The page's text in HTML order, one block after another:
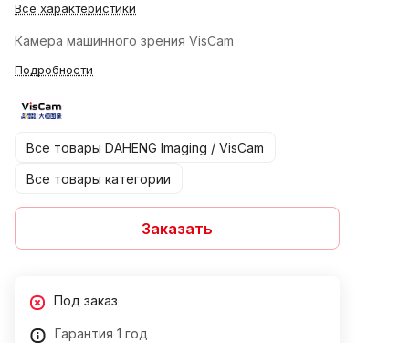
Все характеристики
Камера машинного зрения VisCam
Подробности
Все товары DAHENG Imaging / VisCam
Все товары категории
Заказать
Под заказ
Гарантия 1 год